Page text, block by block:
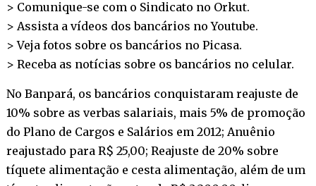
> Comunique-se com o Sindicato no Orkut.
> Assista a vídeos dos bancários noYoutube.
> Veja fotos sobre os bancários no Picasa.
> Receba as notícias sobre os bancários no celular.
No Banpará, os bancários conquistaram reajuste de
10% sobre as verbas salariais, mais 5% de promoção
do Plano de Cargos e Salários em 2012; Anuênio
reajustado para R$ 25,00; Reajuste de 20% sobre
tíquete alimentação e cesta alimentação, além de um